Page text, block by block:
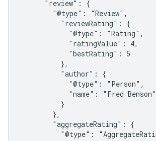
      "review": {
        "@type": "Review",
          "reviewRating": {
            "@type": "Rating",
            "ratingValue": 4,
            "bestRating": 5
          },
          "author": {
            "@type": "Person",
            "name": "Fred Benson"
          }
        },
        "aggregateRating": {
"@type":